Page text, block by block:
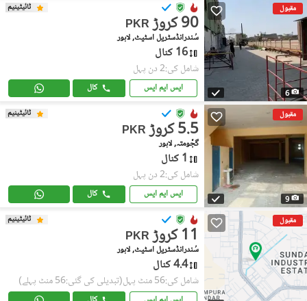
مقبول
6
ٹائیٹینیم
PKR 90 کروڑ
سُندرانڈسٹریل اسٹیٹ, لاہور
16 کنال
شامل کی:2 دن پہل
ایس ایم ایس کال
مقبول
9
ٹائیٹینیم
PKR 5.5 کروڑ
گجّومتہ, لاہور
1 کنال
شامل کی:2 دن پہل
ایس ایم ایس کال
مقبول ٹائیٹینیم
PKR 11 کروڑ
سُندرانڈسٹریل اسٹیٹ, لاہور
4.4 کنال
شامل کی:56 منٹ پہل (تبدیلی کی گئی:56 منٹ پہلے)